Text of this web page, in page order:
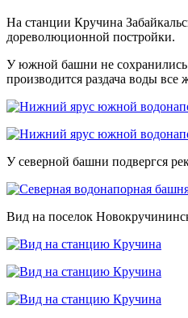
На станции Кручина
дореволюционной постройки.
У южной башни не сохранились
производится раздача воды
У северной башни подвергся
Вид на поселок